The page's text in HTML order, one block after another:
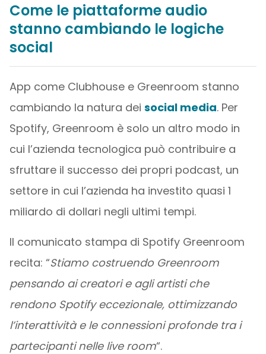
Come le piattaforme audio
stanno cambiando le logiche
social
App come Clubhouse e Greenroom stanno
cambiando la natura dei social media. Per
Spotify, Greenroom è solo un altro modo in
cui l’azienda tecnologica può contribuire a
sfruttare il successo dei propri podcast, un
settore in cui l’azienda ha investito quasi 1
miliardo di dollari negli ultimi tempi.
Il comunicato stampa di Spotify Greenroom
recita: “Stiamo costruendo Greenroom
pensando ai creatori e agli artisti che
rendono Spotify eccezionale, ottimizzando
l’interattività e le connessioni profonde tra i
partecipanti nelle live room“.